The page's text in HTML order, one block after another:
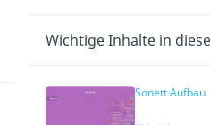
Wichtige Inhalte in
Sonett Aufbau